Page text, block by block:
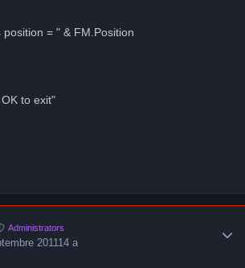
= " & FM.Position
to exit"
Administrators
2011 14 a